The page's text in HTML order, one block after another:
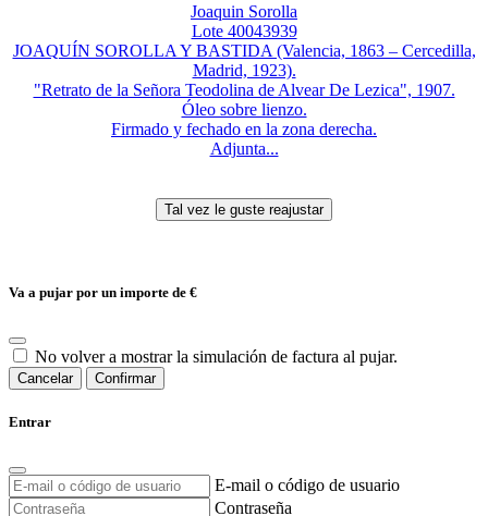
Joaquin Sorolla
Lote 40043939
JOAQUÍN SOROLLA Y BASTIDA (Valencia, 1863 – Cercedilla,
Madrid, 1923).
"Retrato de la Señora Teodolina de Alvear De Lezica", 1907.
Óleo sobre lienzo.
Firmado y fechado en la zona derecha.
Adjunta...
Va a pujar por un importe de €
No volver a mostrar la simulación de factura al pujar.
Cancelar Confirmar
Entrar
E-mail o código de usuario
Contraseña